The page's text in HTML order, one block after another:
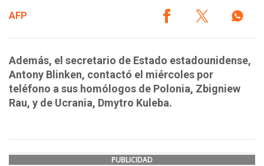
AFP
Además, el secretario de Estado estadounidense,
Antony Blinken, contactó el miércoles por
teléfono a sus homólogos de Polonia, Zbigniew
Rau, y de Ucrania, Dmytro Kuleba.
PUBLICIDAD